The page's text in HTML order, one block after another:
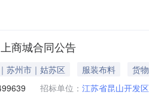
商城合同公告
苏州市｜姑苏区 服装布料
货物
招标单位： 江苏省昆山开发